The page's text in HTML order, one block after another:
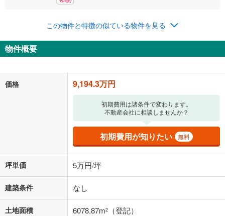
この物件と特徴の似ている物件を見る
物件概要
価格 9,194.3万円
初期費用は諸条件で変わります。
不動産会社に相談しませんか？
初期費用が知りたい 無料
坪単価 5万円/坪
建築条件 なし
土地面積 6078.87m2 （登記）